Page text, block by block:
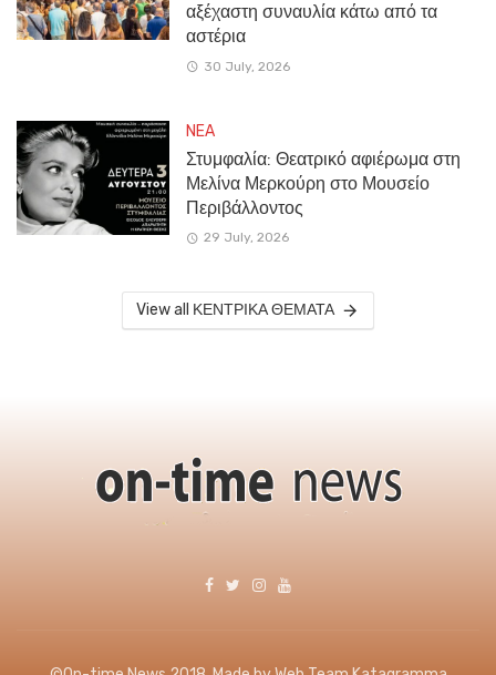
αξέχαστη συναυλία κάτω από τα
αστέρια
30 July, 2026
NEA
Στυμφαλία: Θεατρικό αφιέρωμα στη
Μελίνα Μερκούρη στο Μουσείο
Περιβάλλοντος
29 July, 2026
View all ΚΕΝΤΡΙΚΑ ΘΕΜΑΤΑ